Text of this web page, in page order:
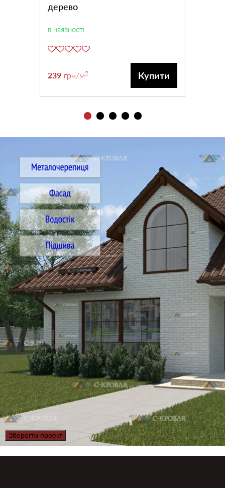
дерево
в наявності
239 грн/м2 Купити
Зберегти проект